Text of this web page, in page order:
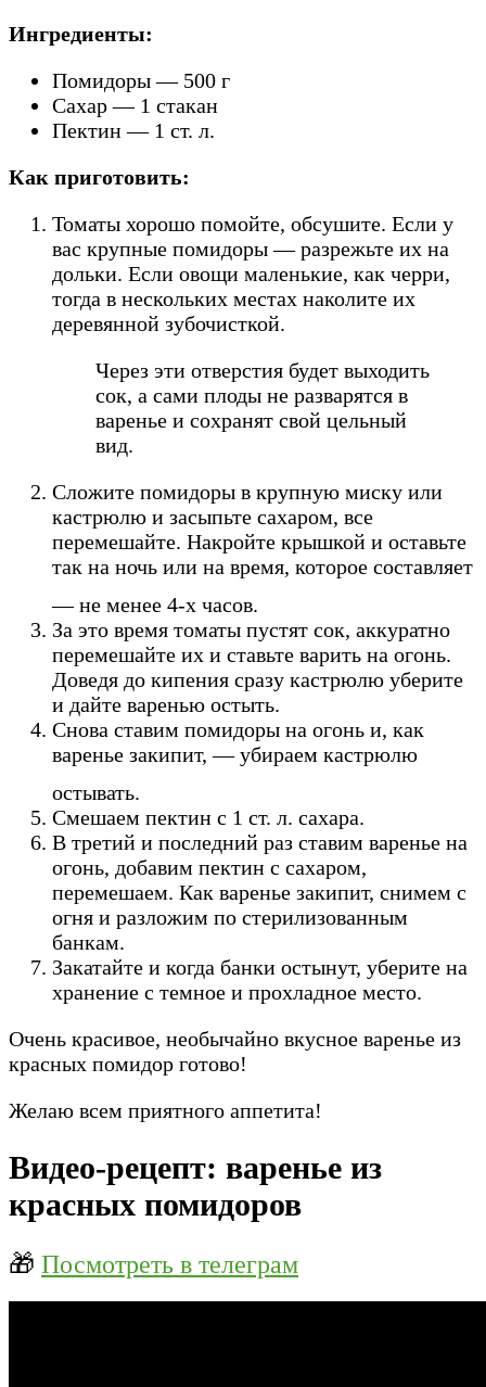
Ингредиенты:
Помидоры — 500 г
Сахар — 1 стакан
Пектин — 1 ст. л.
Как приготовить:
Томаты хорошо помойте, обсушите. Если у
вас крупные помидоры — разрежьте их на
дольки. Если овощи маленькие, как черри,
тогда в нескольких местах наколите их
деревянной зубочисткой.
Через эти отверстия будет выходить
сок, а сами плоды не разварятся в
варенье и сохранят свой цельный
вид.
Сложите помидоры в крупную миску или
кастрюлю и засыпьте сахаром, все
перемешайте. Накройте крышкой и оставьте
так на ночь или на время, которое составляет
— не менее 4-х часов.
За это время томаты пустят сок, аккуратно
перемешайте их и ставьте варить на огонь.
Доведя до кипения сразу кастрюлю уберите
и дайте варенью остыть.
Снова ставим помидоры на огонь и, как
варенье закипит, — убираем кастрюлю
остывать.
Смешаем пектин с 1 ст. л. сахара.
В третий и последний раз ставим варенье на
огонь, добавим пектин с сахаром,
перемешаем. Как варенье закипит, снимем с
огня и разложим по стерилизованным
банкам.
Закатайте и когда банки остынут, уберите на
хранение с темное и прохладное место.
Очень красивое, необычайно вкусное варенье из
красных помидор готово!
Желаю всем приятного аппетита!
Видео-рецепт: варенье из
красных помидоров
🎁 Посмотреть в телеграм